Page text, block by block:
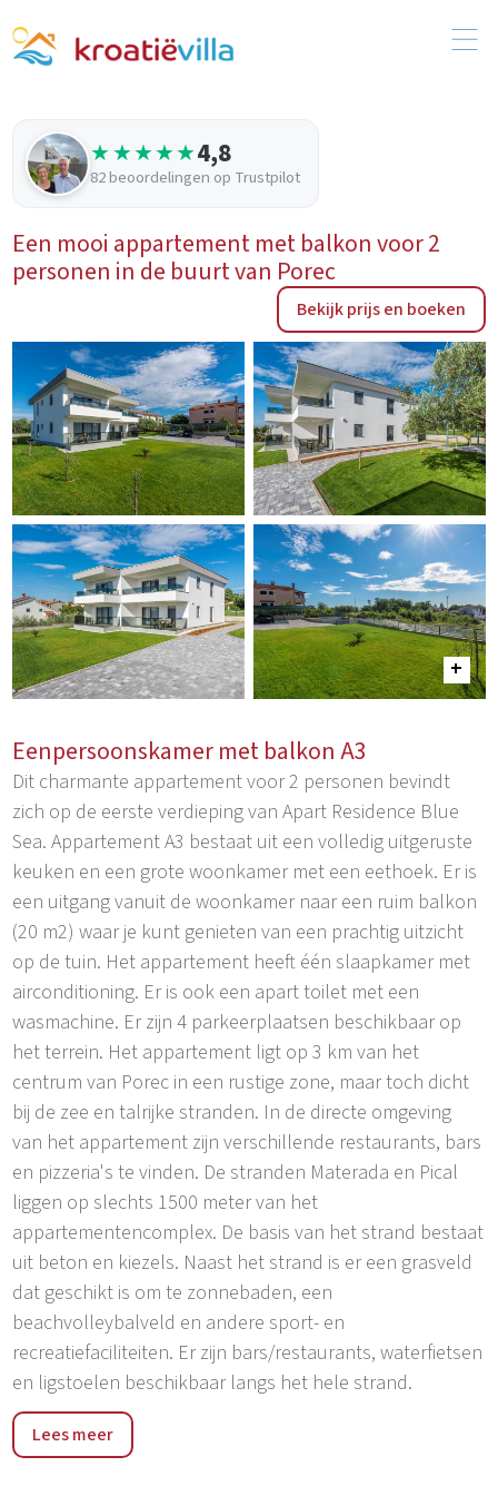
★★★★★4,8
82 beoordelingen op Trustpilot
Een mooi appartement met balkon voor 2
personen in de buurt van Porec
Bekijk prijs en boeken
Eenpersoonskamer met balkon A3
Dit charmante appartement voor 2 personen bevindt
zich op de eerste verdieping van Apart Residence Blue
Sea. Appartement A3 bestaat uit een volledig uitgeruste
keuken en een grote woonkamer met een eethoek. Er is
een uitgang vanuit de woonkamer naar een ruim balkon
(20 m2) waar je kunt genieten van een prachtig uitzicht
op de tuin. Het appartement heeft één slaapkamer met
airconditioning. Er is ook een apart toilet met een
wasmachine. Er zijn 4 parkeerplaatsen beschikbaar op
het terrein. Het appartement ligt op 3 km van het
centrum van Porec in een rustige zone, maar toch dicht
bij de zee en talrijke stranden. In de directe omgeving
van het appartement zijn verschillende restaurants, bars
en pizzeria's te vinden. De stranden Materada en Pical
liggen op slechts 1500 meter van het
appartementencomplex. De basis van het strand bestaat
uit beton en kiezels. Naast het strand is er een grasveld
dat geschikt is om te zonnebaden, een
beachvolleybalveld en andere sport- en
recreatiefaciliteiten. Er zijn bars/restaurants, waterfietsen
en ligstoelen beschikbaar langs het hele strand.
Vranići is een buitenwijk van de stad Poreč, gelegen op
slechts 3 km van het stadscentrum en op 2 km van de
Lees meer